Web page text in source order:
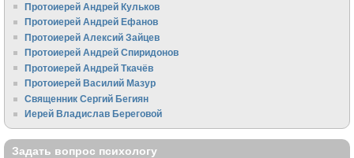
Протоиерей Андрей Кульков
Протоиерей Андрей Ефанов
Протоиерей Алексий Зайцев
Протоиерей Андрей Спиридонов
Протоиерей Андрей Ткачёв
Протоиерей Василий Мазур
Священник Сергий Бегиян
Иерей Владислав Береговой
Задать вопрос психологу